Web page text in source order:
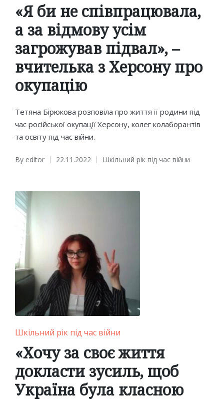
«Я би не співпрацювала,
а за відмову усім
загрожував підвал», –
вчителька з Херсону про
окупацію
Тетяна Бірюкова розповіла про життя її родини під
час російської окупації Херсону, колег колаборантів
та освіту під час війни.
Posted
By editor 22.11.2022
Posted
Шкільний рік під час війни
Posted
Шкільний рік під час війни
«Хочу за своє життя
докласти зусиль, щоб
Україна була класною